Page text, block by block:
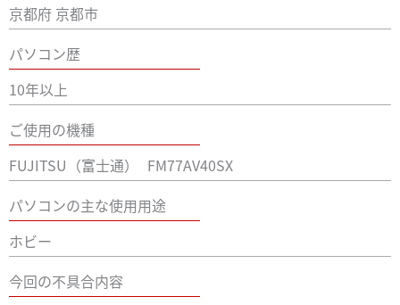
京都府 京都市
パソコン歴
10年以上
ご使用の機種
FUJITSU（富士通）
FM77AV40SX
パソコンの主な使用用途
ホビー
今回の不具合内容